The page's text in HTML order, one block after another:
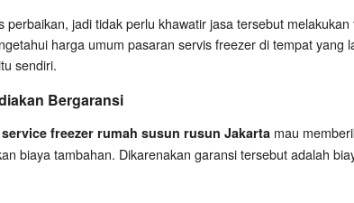
jadi tidak perlu khawatir jasa tersebut
harga umum pasaran servis freezer di tempat yang
sendiri.
Bergaransi
service freezer rumah susun rusun Jakarta mau
biaya tambahan. Dikarenakan garansi tersebut adalah